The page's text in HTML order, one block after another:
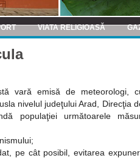
VIATA RELIGIOASĂ
vară emisă de meteorologi,
nivelul judeţului Arad, Direcţia
populaţiei următoarele
pe cât posibil, evitarea